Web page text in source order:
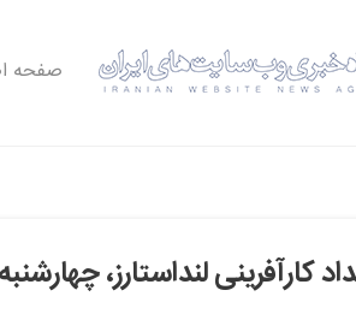
صفحه
لنداستارز، چهارشنبه ۸ اسفند ۹۷ در کرمان برگزار می